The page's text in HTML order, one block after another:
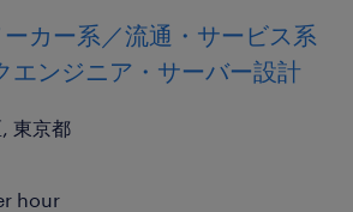
カー系／流通・サービス系
エンジニア・サーバー設計
東京都
hour